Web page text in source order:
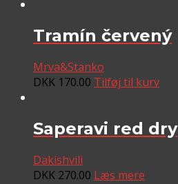
Tramín červený
Mrva&Stanko
DKK 170.00 Tilføj til kurv
Saperavi red dry
Dakishvili
DKK 270.00 Læs mere